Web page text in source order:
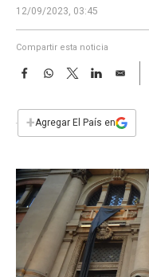
12/09/2023, 03:45
Compartir esta noticia
F
e
b
k
W
s
p
T
w
t
L
n
E
i
l
+Agregar El País en